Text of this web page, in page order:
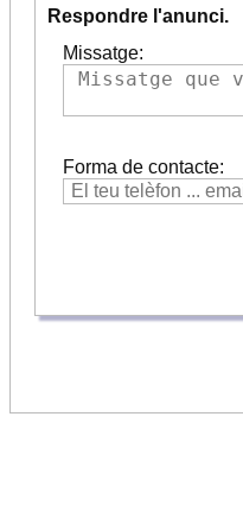
Respondre l'anunci.
Missatge:
Forma de contacte: